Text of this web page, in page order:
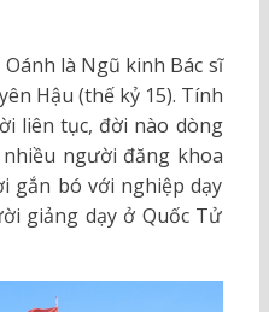
là Ngũ kinh Bác sĩ
Hậu (thế kỷ 15). Tính
liên tục, đời nào dòng
người đăng khoa
gắn bó với nghiệp dạy
giảng dạy ở Quốc Tử